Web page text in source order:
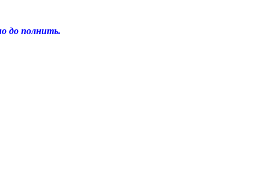
до полнить.